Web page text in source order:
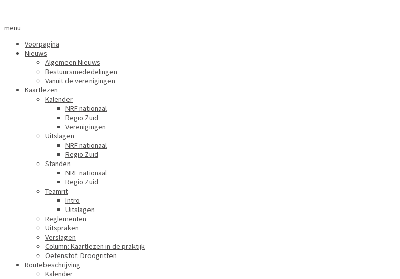
menu
Voorpagina
Nieuws
Algemeen Nieuws
Bestuursmededelingen
Vanuit de verenigingen
Kaartlezen
Kalender
NRF nationaal
Regio Zuid
Verenigingen
Uitslagen
NRF nationaal
Regio Zuid
Standen
NRF nationaal
Regio Zuid
Teamrit
Intro
Uitslagen
Reglementen
Uitspraken
Verslagen
Column: Kaartlezen in de praktijk
Oefenstof: Droogritten
Routebeschrijving
Kalender